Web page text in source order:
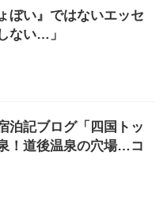
ぼい』ではないエッセ
ない…」
泊記ブログ「四国トッ
！道後温泉の穴場…コ